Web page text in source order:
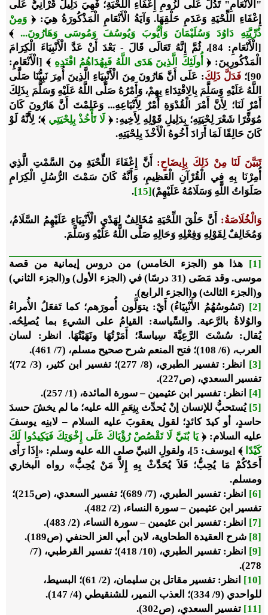
"الْأَنْعَامِ" تَدُلُّ عَلَى لُزُومِ إِعْفَاءِ اللِّحْيَةِ؛ فَهِيَ دَلِيلٌ قُرْآنِيٌّ عَلَى
إِعْفَاءِ اللِّحْيَةِ وَعَدَمِ حَلْقِهَا. وَآيَةُ الْأَنْعَامِ الْمَذْكُورَةُ هِيَ: ﴿ وَمِنْ
ذُرِّيَّتِهِ دَاوُدَ وَسُلَيْمَانَ وَأَيُّوبَ وَيُوسُفَ وَمُوسَى وَهَارُونَ...﴾
[الْأَنْعَامِ: 84]، ثُمَّ إِنَّهُ تَعَالَى قَالَ - بَعْدَ أَنْ عَدَّ الْأَنْبِيَاءَ الْكِرَامَ
الْمَذْكُورِينَ: ﴿ أُولَئِكَ الَّذِينَ هَدَى اللَّهُ فَبِهُدَاهُمُ اقْتَدِهِ ﴾ [الْأَنْعَامِ:
90]؛
فَدَلَّ ذَلِكَ: عَلَى أَنَّ هَارُونَ مِنَ الْأَنْبِيَاءِ الَّذِينَ أُمِرَ نَبِيُّنَا صَلَّى
اللَّهُ عَلَيْهِ وَسَلَّمَ بِالِاقْتِدَاءِ بِهِمْ، وَأَمْرُهُ صَلَّى اللَّهُ عَلَيْهِ وَسَلَّمَ بِذَلِكَ
أَمْرٌ لَنَا؛ لِأَنَّ أَمْرَ الْقُدْوَةِ أَمْرٌ لِأَتْبَاعِهِ... وَعَلِمْتَ أَنَّ هَارُونَ كَانَ
مُوَفِّرًا شَعْرَ لِحْيَتِهِ؛ بِدَلِيلِ قَوْلِهِ لِأَخِيهِ: ﴿ لَا تَأْخُذْ بِلِحْيَتِي ﴾؛ لِأَنَّهُ لَوْ
كَانَ حَالِقًا لَمَا أَرَادَ أَخُوهُ الْأَخْذَ بِلِحْيَتِهِ.
تَبَيَّنَ لَنَا مِنْ ذَلِكَ بِإِيضَاحٍ: أَنَّ إِعْفَاءَ اللِّحْيَةِ مِنَ السَّمْتِ الَّذِي
أُمِرْنَا بِهِ فِي الْقُرْآنِ الْعَظِيمِ، وَأَنَّهُ كَانَ سَمْتَ الرُّسُلِ الْكِرَامِ
صَلَوَاتُ اللَّهِ وَسَلَامُهُ عَلَيْهِمْ)[15]
.
وَالْخُلَاصَةُ: أَنَّ حَلْقَ اللِّحْيَةِ مُخَالِفٌ لِهَدْيِ الْأَنْبِيَاءِ عَلَيْهِمُ السَّلَامُ،
وَمُخَالِفٌ لِقَوْلِهِ وَفِعْلِهِ وَحَالِهِ صَلَّى اللَّهُ عَلَيْهِ وَسَلَّمَ.
[1] هذا هو (الجزء الخامس) من دروس إيمانية من قصة
موسى. وقد مَضَى (31 درسًا) في (الجزء الأول) و(الجزء الثاني)
و(الجزء الثالث) و(الجزء الرابع).
[2]
(تَسُوسُهُمُ الأَنْبِيَاءُ) أَيْ: يتوَلَّون أُمورَهم؛ كما تَفعَلُ الأُمراءُ
والوُلاةُ بالرَّعية. والسِّياسة: القيامُ على الشيءِ بما يُصلِحُه.
يُقال: سُسْتَ الرَّعِيَّةَ سِياسةً؛ أَمَرْتُهَا ونَهَيْتُهَا. انظر: لسان
العرب، (6/ 108)؛ فتح المنعم شرح صحيح مسلم، (7/ 461).
[3]
انظر: تفسير الطبري، (8/ 277)؛ تفسير ابن كثير، (3/ 72)؛
تفسير السعدي، (ص227).
[4]
انظر: تفسير ابن عثيمين – سورة المائدة، (1/ 257).
[5]
يُستحبُّ للإنسان إنْ يُحدِّث بِنِعَمِ الله عليه؛ ما لم يخشَ حسدَ
حاسدٍ، أو كيدَ كائدٍ؛ لقول يعقوبَ عليه السلام – لابنِه يوسفَ
عليه السلام: ﴿يَا بُنَيَّ لَا تَقْصُصْ رُؤْيَاكَ عَلَى إِخْوَتِكَ فَيَكِيدُوا لَكَ
كَيْدًا ﴾ [يوسف: 5]، ولقولِ النبيِّ صلى الله عليه وسلم: «
إِذَا رَأَى
أَحَدُكُمْ مَا يُحِبُّ؛ فَلاَ يُحَدِّثْ بِهِ إِلاَّ مَنْ يُحِبُّ» رواه البخاري
ومسلم.
[6]
انظر: تفسير الطبري، (7/ 689)؛ تفسير السعدي، (ص215)؛
تفسير ابن عثيمين – سورة النساء، (2/ 482).
[7]
انظر: تفسير ابن عثيمين – سورة النساء، (2/ 483).
[8]
شرح العقيدة الطحاوية، لابن أبي العز الحنفي (ص189).
[9]
انظر: تفسير الطبري، (10/ 418)؛ تفسير القرطبي، (7/
278).
[10]
انظر: تفسير مقاتل بن سليمان، (2/ 61)؛ البسيط،
للواحدي (9/ 334)؛ العذب النمير، للشنقيطي (4/ 147).
[11]
تفسير السعدي، (ص302).